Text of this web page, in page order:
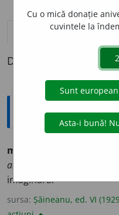
definiții (1) pronunție
Definiția cu ID-ul
Explicative DEX
mit
albastre ni le șoptesc ades
imaginară.
sursa: Șăineanu, ed. VI
Cu o mică donație
cuvintele la